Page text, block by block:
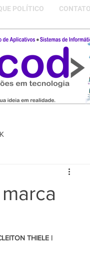
POLÍTICO CONTATO
DA NOSSA